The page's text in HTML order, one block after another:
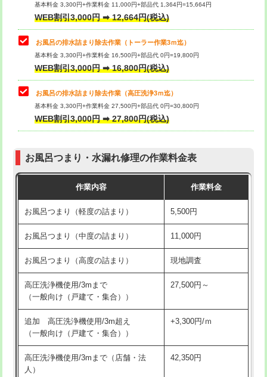
トイレ便器脱着
タンクレストイレ脱着 33,000円
小便器トイレ脱着
その他部品の脱着 8,800円～
交換・取付（タンク）
交換・取付（普通便座） 11,000円+材料費
交換・取付（温水洗浄便座） 16,500円+材料費
交換・取付(単水栓（壁付・デッキ
式）)
13,200円+材料費
交換・取付(混合水栓（壁付・デッキ
式・ワンホール）)
16,500円+材料費
交換・取付(排水栓・排水トラップ
（P/S/ポップアップ））
22,000円+材料費
交換・取付（その他部品） 11,000円+材料費
持込商品取付（単水栓） 13,200円
持込商品取付（混合水栓）
基本料金 3,300円+作業料金 11,000円+部品代 1,364円=15,664円
WEB割引3,000円 ➡ 12,664円(税込)
お風呂の排水詰まり除去作業（トーラー作業3ｍ迄）
基本料金 3,300円+作業料金 16,500円+部品代 0円=19,800円
WEB割引3,000円 ➡ 16,800円(税込)
お風呂の排水詰まり除去作業（高圧洗浄3ｍ迄）
基本料金 3,300円+作業料金 27,500円+部品代 0円=30,800円
WEB割引3,000円 ➡ 27,800円(税込)
お風呂つまり・水漏れ修理の作業料金表
作業内容 作業料金
お風呂つまり（軽度の詰まり） 5,500円
お風呂つまり（中度の詰まり） 11,000円
お風呂つまり（高度の詰まり） 現地調査
高圧洗浄機使用/3mまで
（一般向け（戸建て・集合））
27,500円～
追加 高圧洗浄機使用/3m超え
（一般向け（戸建て・集合））
+3,300円/ｍ
高圧洗浄機使用/3mまで（店舗・法
人）
42,350円